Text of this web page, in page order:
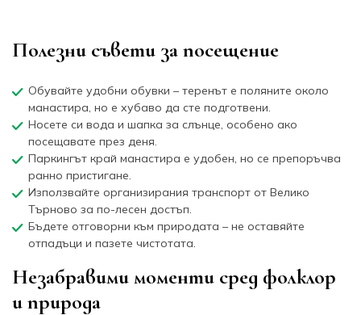
Полезни съвети за посещение
Обувайте удобни обувки – теренът е поляните около
манастира, но е хубаво да сте подготвени.
Носете си вода и шапка за слънце, особено ако
посещавате през деня.
Паркингът край манастира е удобен, но се препоръчва
ранно пристигане.
Използвайте организирания транспорт от Велико
Търново за по-лесен достъп.
Бъдете отговорни към природата – не оставяйте
отпадъци и пазете чистотата.
Незабравими моменти сред фолклор
и природа